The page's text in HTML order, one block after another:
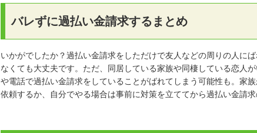
バレずに過払い金請求するまとめ
いかがでしたか？過払い金請求をしただけで友人などの周りの人に
なくても大丈夫です。ただ、同居している家族や同棲している恋人
や電話で過払い金請求をしていることがばれてしまう可能性も。家
依頼するか、自分でやる場合は事前に対策を立ててから過払い金請求